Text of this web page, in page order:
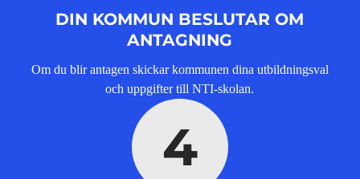
DIN KOMMUN BESLUTAR OM
ANTAGNING
Om du blir antagen skickar kommunen dina utbildningsval
och uppgifter till NTI-skolan.
4